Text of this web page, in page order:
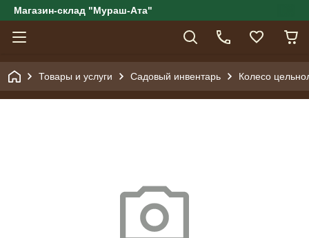
Магазин-склад "Мураш-Ата"
Товары и услуги Садовый инвентарь Колесо